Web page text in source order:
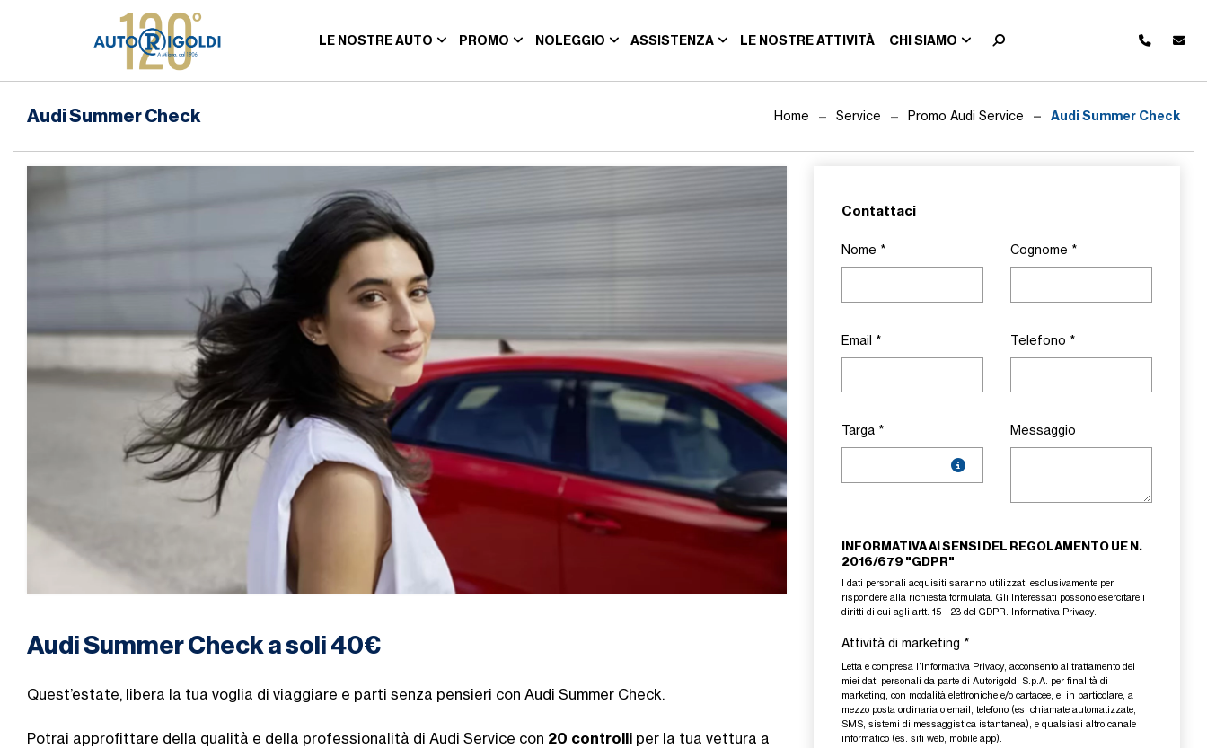
LE NOSTRE AUTO PROMO NOLEGGIO ASSISTENZA LE NOSTRE ATTIVITÀ CHI SIAMO
Audi Summer Check Home Service Promo Audi Service Audi Summer Check
Audi Summer Check a soli 40€
Quest’estate, libera la tua voglia di viaggiare e parti senza pensieri con Audi Summer Check.
Potrai approfittare della qualità e della professionalità di Audi Service con 20 controlli per la tua vettura a
Contattaci
Nome * Cognome *
Email * Telefono *
Targa * Messaggio
INFORMATIVA AI SENSI DEL REGOLAMENTO UE N.
2016/679 "GDPR"
I dati personali acquisiti saranno utilizzati esclusivamente per
rispondere alla richiesta formulata. Gli Interessati possono esercitare i
diritti di cui agli artt. 15 - 23 del GDPR.
Informativa Privacy.
Attività di marketing *
Letta e compresa l’ Informativa Privacy, acconsento al trattamento dei
miei dati personali da parte di Autorigoldi S.p.A. per finalità di
marketing, con modalità elettroniche e/o cartacee, e, in particolare, a
mezzo posta ordinaria o email, telefono (es. chiamate automatizzate,
SMS, sistemi di messaggistica istantanea), e qualsiasi altro canale
informatico (es. siti web, mobile app).